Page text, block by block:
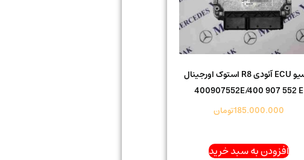
ایسیو ECU آئودی R8 استوک اورجینال
400907552E/400 907 552 E
185.000.000تومان
افزودن به سبد خرید